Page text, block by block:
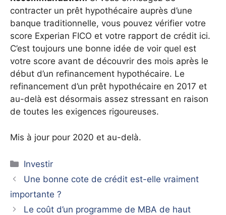
contracter un prêt hypothécaire auprès d’une
banque traditionnelle, vous pouvez vérifier votre
score Experian FICO et votre rapport de crédit ici.
C’est toujours une bonne idée de voir quel est
votre score avant de découvrir des mois après le
début d’un refinancement hypothécaire. Le
refinancement d’un prêt hypothécaire en 2017 et
au-delà est désormais assez stressant en raison
de toutes les exigences rigoureuses.
Mis à jour pour 2020 et au-delà.
Catégories
Investir
Une bonne cote de crédit est-elle vraiment
importante ?
Le coût d’un programme de MBA de haut